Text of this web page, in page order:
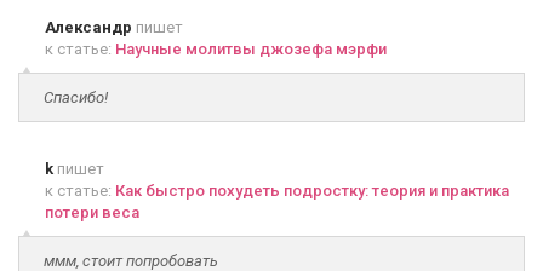
Александр пишет
к статье: Научные молитвы джозефа мэрфи
Спасибо!
k пишет
к статье: Как быстро похудеть подростку: теория и практика
потери веса
ммм, стоит попробовать